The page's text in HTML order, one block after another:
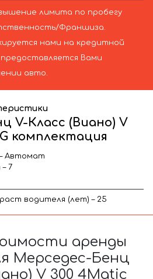
лимита по пробегу
Франшиза.
нами на кредитной
Вами
авто.
V-Класс (Виано) V
комплектация
Автомат
7
водителя (лет) – 25
аренды
Мерседес-Бенц
V 300 4Matic